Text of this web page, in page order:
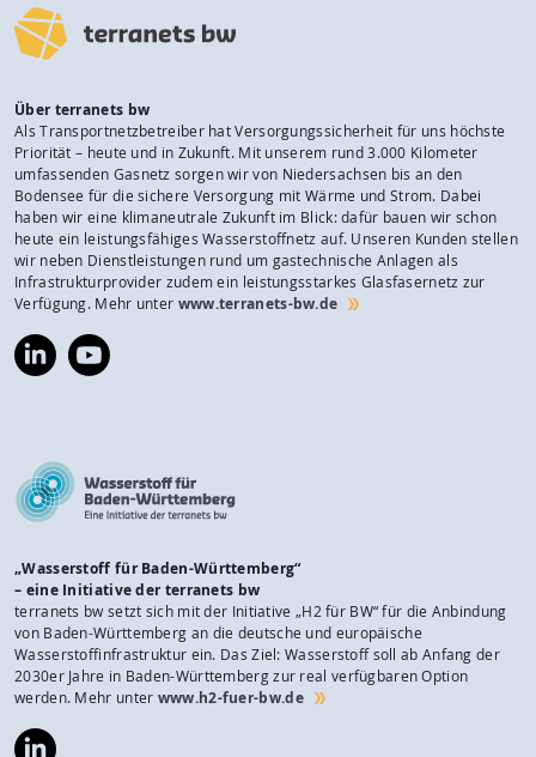
Über terranets bw
Als Transportnetzbetreiber hat Versorgungssicherheit für uns höchste
Priorität – heute und in Zukunft. Mit unserem rund 3.000 Kilometer
umfassenden Gasnetz sorgen wir von Niedersachsen bis an den
Bodensee für die sichere Versorgung mit Wärme und Strom. Dabei
haben wir eine klimaneutrale Zukunft im Blick: dafür bauen wir schon
heute ein leistungsfähiges Wasserstoffnetz auf. Unseren Kunden stellen
wir neben Dienstleistungen rund um gastechnische Anlagen als
Infrastrukturprovider zudem ein leistungsstarkes Glasfasernetz zur
Verfügung. Mehr unter www.terranets-bw.de
https://www.linkedin.com/company/terranets-
bw-
https://www.youtube.com/@terranetsbw
„Wasserstoff für Baden-Württemberg“
– eine Initiative der terranets bw
terranets bw setzt sich mit der Initiative „H2 für BW“ für die Anbindung
von Baden-Württemberg an die deutsche und europäische
Wasserstoffinfrastruktur ein. Das Ziel: Wasserstoff soll ab Anfang der
2030er Jahre in Baden-Württemberg zur real verfügbaren Option
werden. Mehr unter www.h2-fuer-bw.de
https://www.linkedin.com/company/wasserstoff-